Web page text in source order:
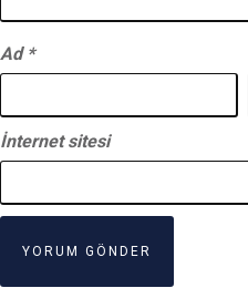
Ad *
İnternet sitesi